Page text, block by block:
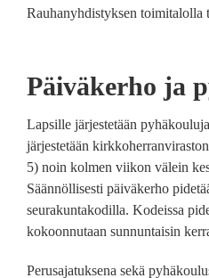
Rauhanyhdistyksen toimitalolla
Päiväkerho ja
Lapsille järjestetään
järjestetään
5) noin kolmen viikon välein
Säännöllisesti päiväkerho
seurakuntakodilla. Kodeissa
kokoonnutaan sunnuntaisin
Perusajatuksena sekä